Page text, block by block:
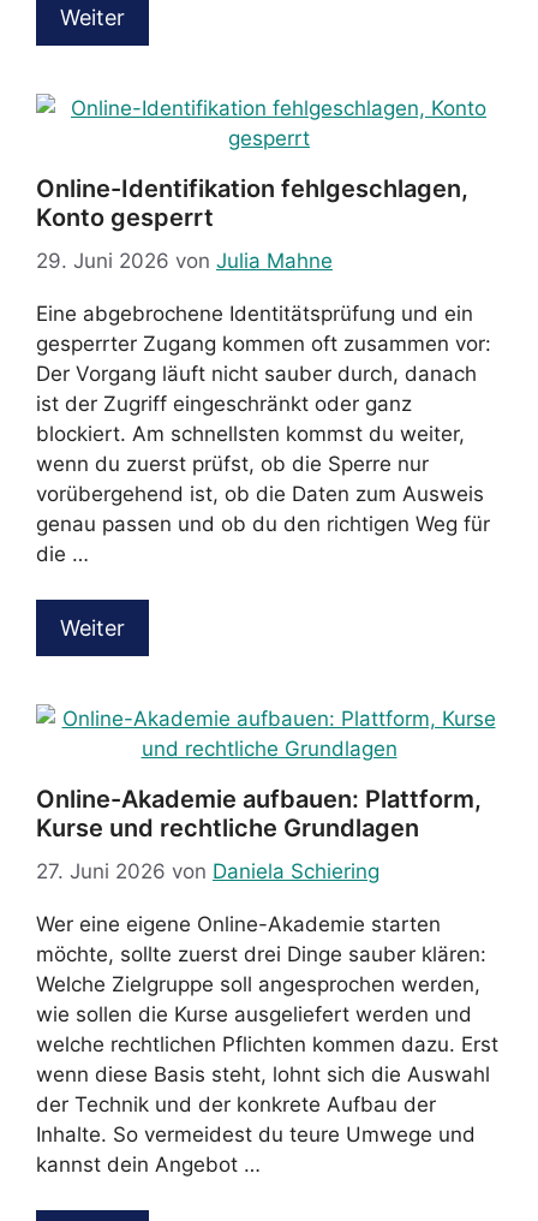
Weiter
Online-Identifikation fehlgeschlagen,
Konto gesperrt
29. Juni 2026 von Julia Mahne
Eine abgebrochene Identitätsprüfung und ein
gesperrter Zugang kommen oft zusammen vor:
Der Vorgang läuft nicht sauber durch, danach
ist der Zugriff eingeschränkt oder ganz
blockiert. Am schnellsten kommst du weiter,
wenn du zuerst prüfst, ob die Sperre nur
vorübergehend ist, ob die Daten zum Ausweis
genau passen und ob du den richtigen Weg für
die …
Weiter
Online-Akademie aufbauen: Plattform,
Kurse und rechtliche Grundlagen
27. Juni 2026 von Daniela Schiering
Wer eine eigene Online-Akademie starten
möchte, sollte zuerst drei Dinge sauber klären:
Welche Zielgruppe soll angesprochen werden,
wie sollen die Kurse ausgeliefert werden und
welche rechtlichen Pflichten kommen dazu. Erst
wenn diese Basis steht, lohnt sich die Auswahl
der Technik und der konkrete Aufbau der
Inhalte. So vermeidest du teure Umwege und
kannst dein Angebot …